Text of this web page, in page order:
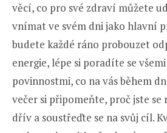
věcí, co pro své zdraví můžete
vnímat ve svém dni jako hlavní
budete každé ráno probouzet
energie, lépe si poradíte se
povinnostmi, co na vás během
večer si připomeňte, proč jste
dřív a soustřeďte se na svůj cíl.